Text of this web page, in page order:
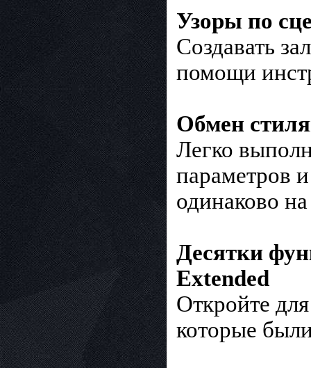
Узоры по
Создавать
помощи
Обмен
Легко
параметров
одинаково
Десятки
Extended
Откройте
которые